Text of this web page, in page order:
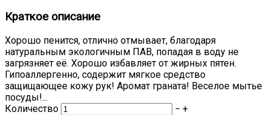
Краткое описание
Хорошо пенится, отлично отмывает, благодаря
натуральным экологичным ПАВ, попадая в воду не
загрязняет её. Хорошо избавляет от жирных пятен.
Гипоаллергенно, содержит мягкое средство
защищающее кожу рук! Аромат граната! Веселое мытье
посуды!...
Количество
− +